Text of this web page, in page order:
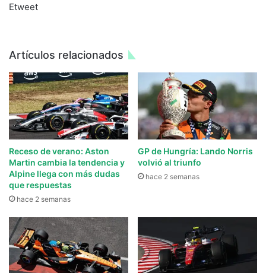
Etweet
Artículos relacionados
Receso de verano: Aston
Martin cambia la tendencia y
Alpine llega con más dudas
que respuestas
hace 2 semanas
GP de Hungría: Lando Norris
volvió al triunfo
hace 2 semanas